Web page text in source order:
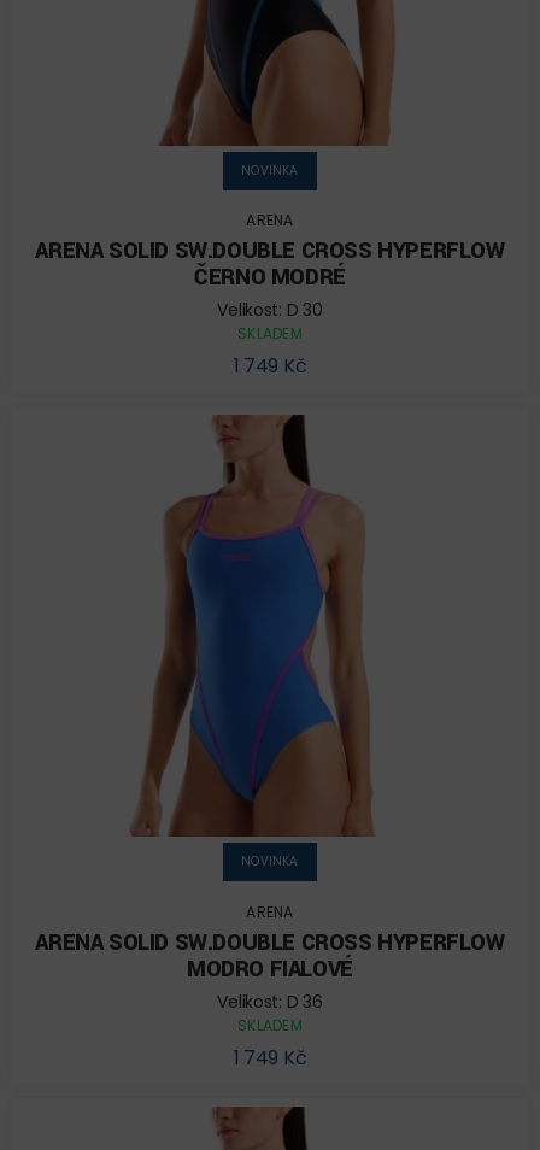
NOVINKA
ARENA
ARENA SOLID SW.DOUBLE CROSS HYPERFLOW
ČERNO MODRÉ
Velikost: D 30
SKLADEM
1 749 Kč
NOVINKA
ARENA
ARENA SOLID SW.DOUBLE CROSS HYPERFLOW
MODRO FIALOVÉ
Velikost: D 36
SKLADEM
1 749 Kč